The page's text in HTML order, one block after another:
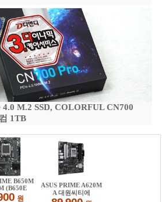
M.2 SSD, COLORFUL CN700
1TB